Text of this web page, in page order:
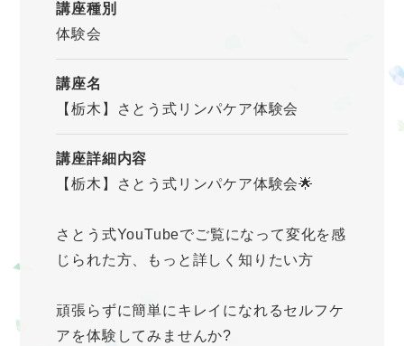
講座種別
体験会
講座名
【栃木】さとう式リンパケア体験会
講座詳細内容
【栃木】さとう式リンパケア体験会🌟
さとう式YouTubeでご覧になって変化を感
じられた方、もっと詳しく知りたい方
頑張らずに簡単にキレイになれるセルフケ
アを体験してみませんか?